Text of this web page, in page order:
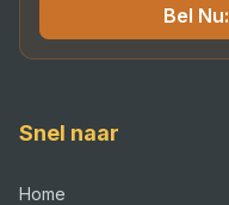
Bel Nu:
Snel naar
Home